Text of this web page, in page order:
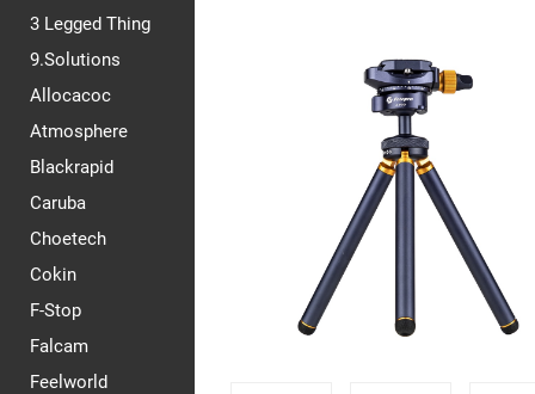
3 Legged Thing
9.Solutions
Allocacoc
Atmosphere
Blackrapid
Caruba
Choetech
Cokin
F-Stop
Falcam
Feelworld